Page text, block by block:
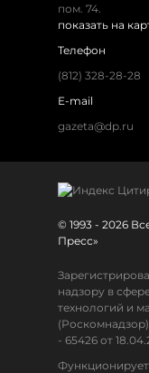
пом. 74.
показать на
Телефон
(812) 328-28-28
E-mail
gazeta@dp.ru
© 1993 - 2026
Пресс»
надзору в
технологий и
- 65426 от